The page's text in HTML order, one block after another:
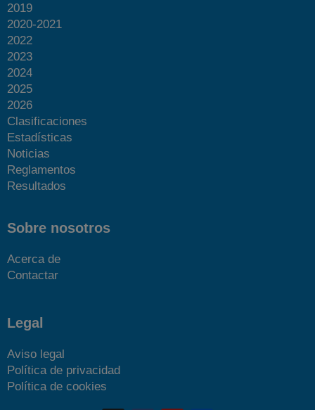
2019
2020-2021
2022
2023
2024
2025
2026
Clasificaciones
Estadísticas
Noticias
Reglamentos
Resultados
Sobre nosotros
Acerca de
Contactar
Legal
Aviso legal
Política de privacidad
Política de cookies